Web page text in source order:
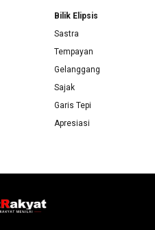
Bilik Elipsis
Sastra
Tempayan
Gelanggang
Sajak
Garis Tepi
Apresiasi